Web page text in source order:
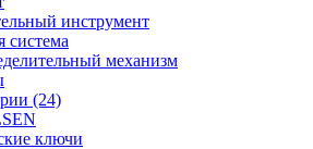
инструмент
система
механизм
(24)
ключи